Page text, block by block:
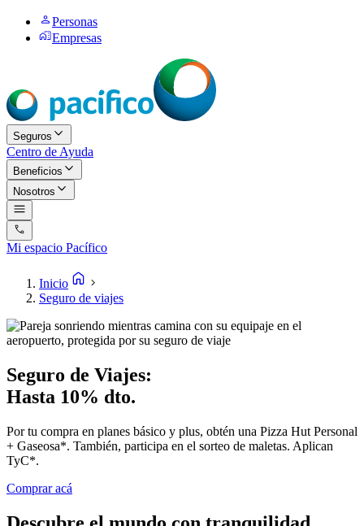
Personas
Empresas
Seguros
Centro de Ayuda
Beneficios
Nosotros
Mi espacio Pacífico
Inicio
Seguro de viajes
Seguro de Viajes:
Hasta 10% dto.
Por tu compra en planes básico y plus, obtén una Pizza Hut Personal
+ Gaseosa*. También, participa en el sorteo de maletas. Aplican
TyC*.
Comprar acá